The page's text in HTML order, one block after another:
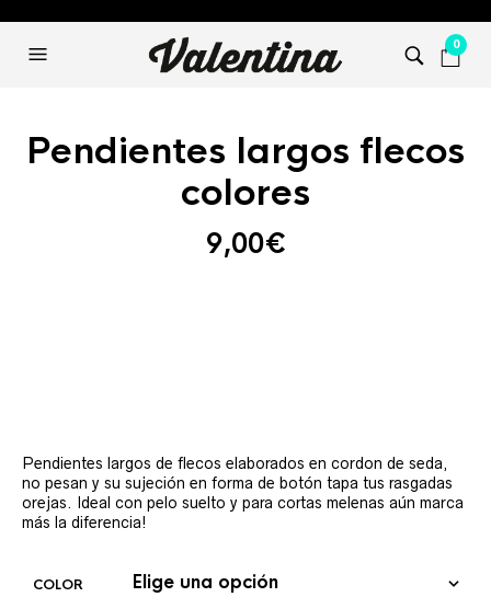
0
Pendientes largos flecos
colores
9,00€
Pendientes largos de flecos elaborados en cordon de seda,
no pesan y su sujeción en forma de botón tapa tus rasgadas
orejas. Ideal con pelo suelto y para cortas melenas aún marca
más la diferencia!
COLOR